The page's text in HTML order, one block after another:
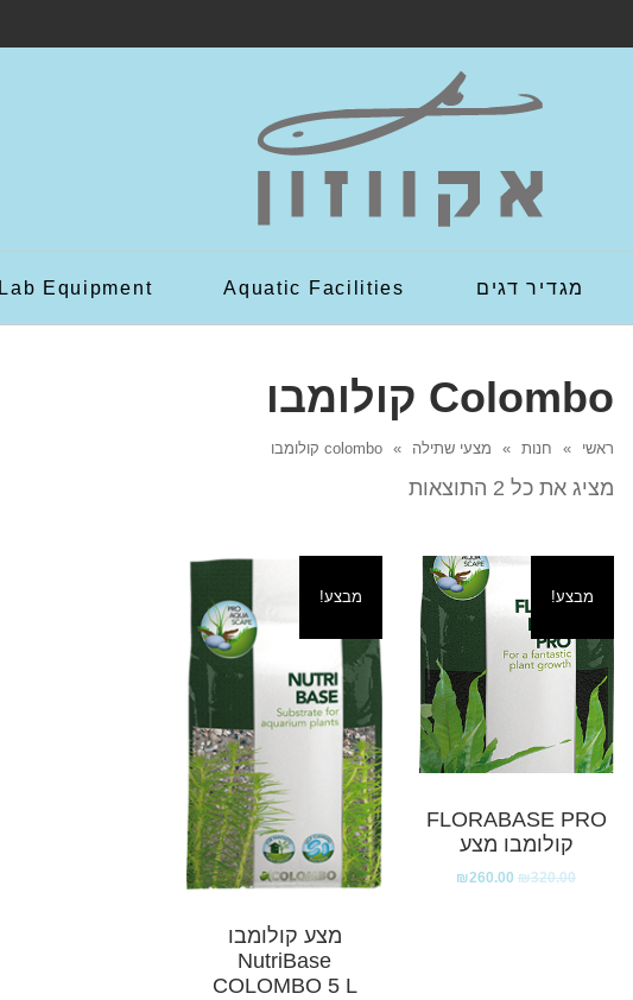
מגדיר דגים Aquatic Facilities
Lab Equipment
Colombo קולומבו
ראשי » חנות » מצעי שתילה » colombo קולומבו
מציג את כל 2 התוצאות
מבצע!
FLORABASE PRO
קולומבו מצע
₪320.00
₪260.00
מבצע!
מצע קולומבו
NutriBase
COLOMBO 5 L